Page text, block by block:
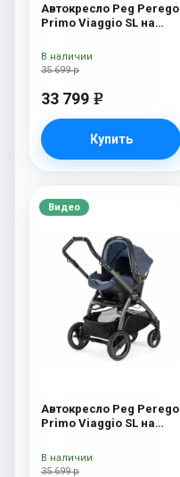
Автокресло Peg Perego
Primo Viaggio SL на
White/Black) Riviera
35 699 р
33 799 e
Купить
В наличии
Видео
Автокресло Peg Perego
Primo Viaggio SL на
White/Black) Blue Denim
35 699 р
В наличии